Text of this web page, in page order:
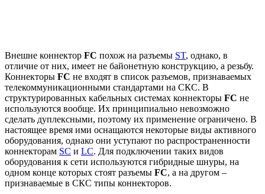
Внешне коннектор FC похож на разъемы ST, однако, в
отличие от них, имеет не байонетную конструкцию, а резьбу.
Коннекторы FC не входят в список разъемов, признаваемых
телекоммуникационными стандартами на СКС. В
структурированных кабельных системах коннекторы FC не
используются вообще. Их принципиально невозможно
сделать дуплексными, поэтому их применение ограничено. В
настоящее время ими оснащаются некоторые виды активного
оборудования, однако они уступают по распространенности
коннекторам SC и LC. Для подключении таких видов
оборудования к сети используются гибридные шнуры, на
одном конце которых стоят разъемы FC, а на другом –
признаваемые в СКС типы коннекторов.